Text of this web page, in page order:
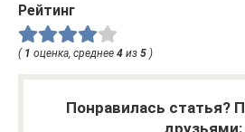
Рейтинг
( 1 оценка, среднее 4 из 5 )
Понравилась статья?
друзьями: